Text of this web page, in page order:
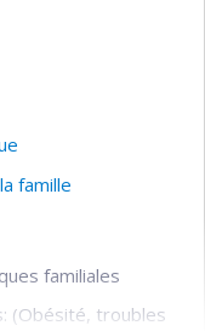
famille
familiales
(Obésité, troubles